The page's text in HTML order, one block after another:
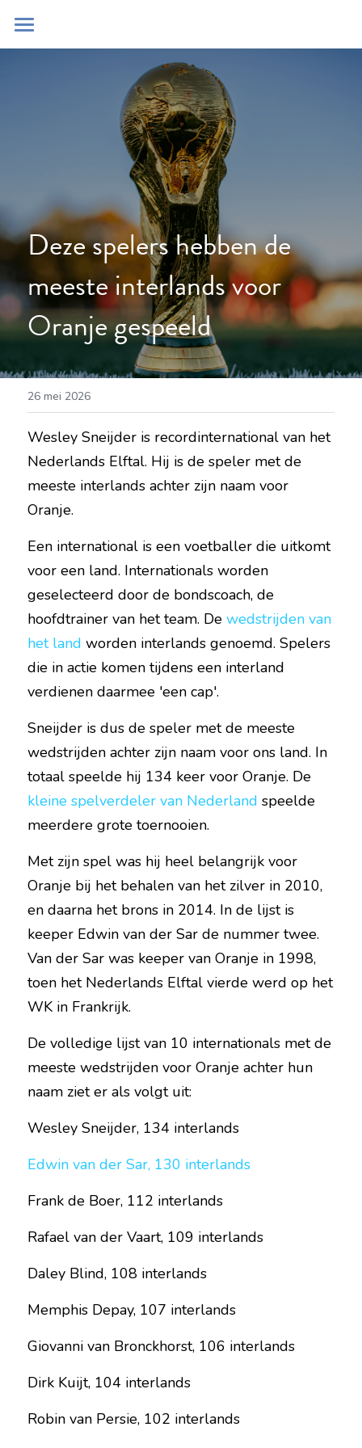
Home
POWERED BY
Deze spelers hebben de
meeste interlands voor
Oranje gespeeld
26 mei 2026
Wesley Sneijder is recordinternational van het
Nederlands Elftal. Hij is de speler met de
meeste interlands achter zijn naam voor
Oranje.
Een international is een voetballer die uitkomt
voor een land. Internationals worden
geselecteerd door de bondscoach, de
hoofdtrainer van het team. De wedstrijden van
het land worden interlands genoemd. Spelers
die in actie komen tijdens een interland
verdienen daarmee 'een cap'.
Sneijder is dus de speler met de meeste
wedstrijden achter zijn naam voor ons land. In
kleine spelverdeler van Nederland speelde
meerdere grote toernooien.
Met zijn spel was hij heel belangrijk voor
Oranje bij het behalen van het zilver in 2010,
en daarna het brons in 2014. In de lijst is
keeper Edwin van der Sar de nummer twee.
Van der Sar was keeper van Oranje in 1998,
toen het Nederlands Elftal vierde werd op het
WK in Frankrijk.
De volledige lijst van 10 internationals met de
meeste wedstrijden voor Oranje achter hun
naam ziet er als volgt uit:
Wesley Sneijder, 134 interlands
Edwin van der Sar, 130 interlands
Frank de Boer, 112 interlands
Rafael van der Vaart, 109 interlands
Daley Blind, 108 interlands
Memphis Depay, 107 interlands
Giovanni van Bronckhorst, 106 interlands
Dirk Kuijt, 104 interlands
Robin van Persie, 102 interlands